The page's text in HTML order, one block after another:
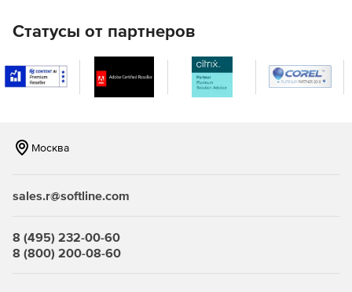
Статусы от партнеров
Москва
sales.r@softline.com
8 (495) 232-00-60
8 (800) 200-08-60